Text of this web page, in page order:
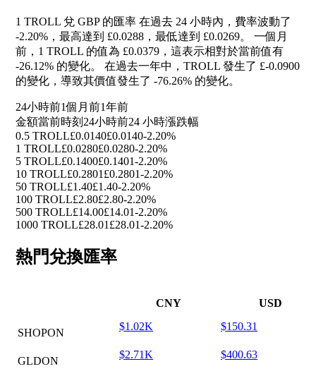
1 TROLL 兌 GBP 的匯率 在過去 24 小時內，費率波動了
-2.20% ，最高達到 £0.0288，最低達到 £0.0269。 一個月
前，1 TROLL 的值為 £0.0379，這表示相對於當前值有
-26.12% 的變化。 在過去一年中，TROLL 發生了 £-0.0900
的變化，導致其價值發生了 -76.26% 的變化。
24小時前1個月前1年前
金額當前時刻 24小時前24 小時漲跌幅
0.5 TROLL£0.0140£0.0140-2.20%
1 TROLL£0.0280£0.0280-2.20%
5 TROLL£0.1400£0.1401-2.20%
10 TROLL£0.2801 £0.2801-2.20%
50 TROLL£1.40£1.40-2.20%
100 TROLL£2.80£2.80-2.20%
500 TROLL£14.00£14.01-2.20%
1000 TROLL£28.01 £28.01-2.20%
熱門兌換匯率
CNY USD
SHOPON
$1.02K $150.31
GLDON
$2.71K $400.63